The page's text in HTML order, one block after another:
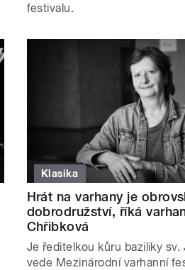
festivalu.
Klasika
Hrát na varhany je
dobrodružství, říká
Chřibková
Je ředitelkou kůru baziliky sv.
vede Mezinárodní varhanní